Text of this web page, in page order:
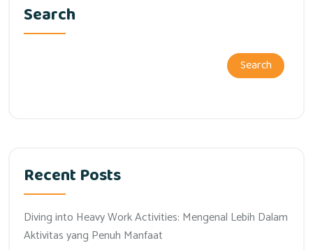
Search
Search
Recent Posts
Diving into Heavy Work Activities: Mengenal Lebih Dalam
Aktivitas yang Penuh Manfaat